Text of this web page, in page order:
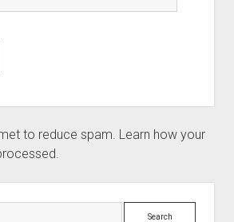
to reduce spam. Learn how your
Search